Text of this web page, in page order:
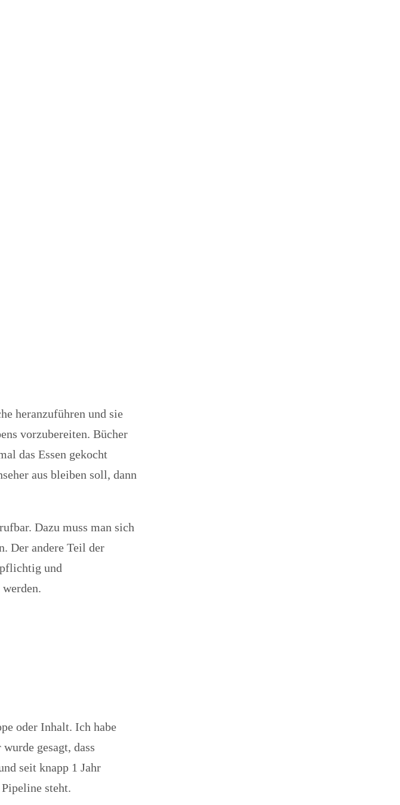
heranzuführen und sie
vorzubereiten. Bücher
das Essen gekocht
aus bleiben soll, dann
Dazu muss man sich
Der andere Teil der
und
oder Inhalt. Ich habe
gesagt, dass
seit knapp 1 Jahr
steht.